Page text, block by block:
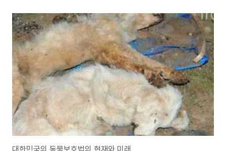
에 보내지는 원숭이의 슬픈 표정도, 주인이 밤새 보인 눈물도, 이해가 가지 않았
다. 댓글을 통해 표출되는 사람들의 성화와 짧은 영상에 전체적으로 다 담기지
않은 실질적인 사건의 내용은 우리가 일상적으로 접하는 소셜 미디어 상의 수
선이 아닌, 조금은 더 관심을 가져야 할 법한 주제라는 결론으로 나를 이끌어갔
다. 나는 원숭이 삼순이가 단..